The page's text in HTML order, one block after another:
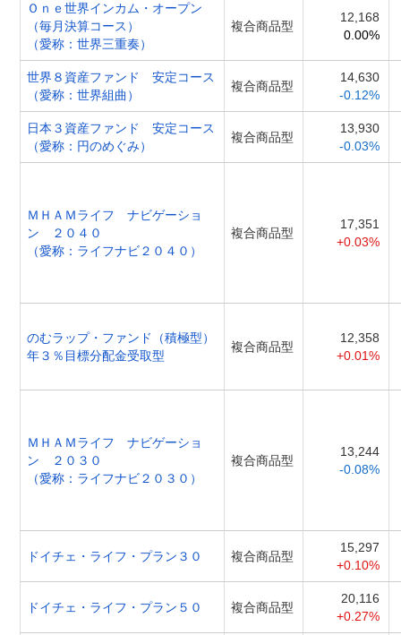
Ｏｎｅ世界インカム・オープン
（毎月決算コース）
（愛称：世界三重奏）
複合商品型
12,168
0.00%
世界８資産ファンド 安定コース
（愛称：世界組曲）
複合商品型
14,630
-0.12%
日本３資産ファンド 安定コース
（愛称：円のめぐみ）
複合商品型
13,930
-0.03%
ＭＨＡＭライフ ナビゲーショ
ン ２０４０
（愛称：ライフナビ２０４０）
複合商品型
17,351
+0.03%
のむラップ・ファンド（積極型）
年３％目標分配金受取型
複合商品型
12,358
+0.01%
ＭＨＡＭライフ ナビゲーショ
ン ２０３０
（愛称：ライフナビ２０３０）
複合商品型
13,244
-0.08%
ドイチェ・ライフ・プラン３０ 複合商品型
15,297
+0.10%
ドイチェ・ライフ・プラン５０ 複合商品型
20,116
+0.27%